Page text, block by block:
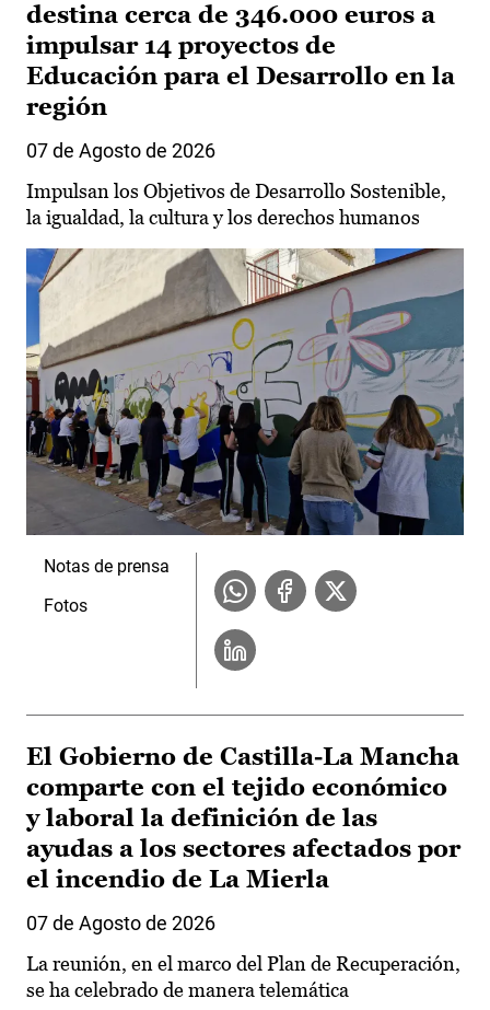
destina cerca de 346.000 euros a
impulsar 14 proyectos de
Educación para el Desarrollo en la
región
07 de Agosto de 2026
Impulsan los Objetivos de Desarrollo Sostenible,
la igualdad, la cultura y los derechos humanos
Notas de prensa
Fotos
El Gobierno de Castilla-La Mancha
comparte con el tejido económico
y laboral la definición de las
ayudas a los sectores afectados por
el incendio de La Mierla
07 de Agosto de 2026
La reunión, en el marco del Plan de Recuperación,
se ha celebrado de manera telemática